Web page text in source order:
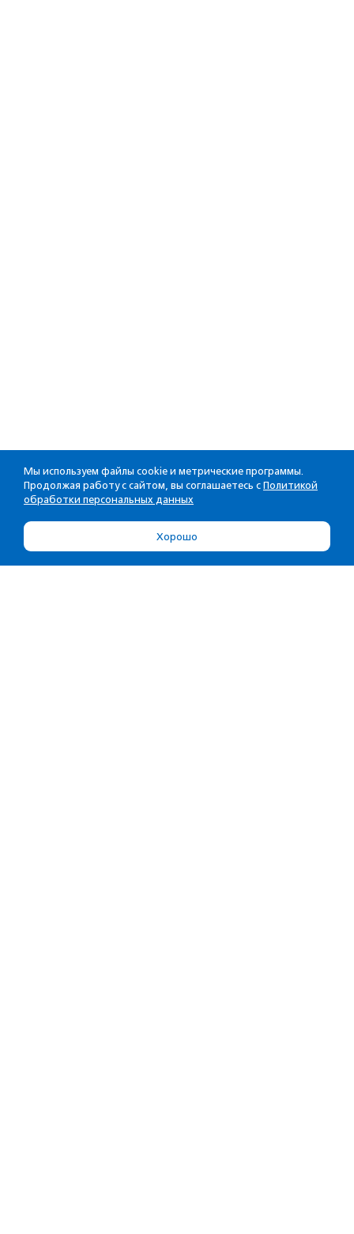
Мы используем файлы cookie и метрические программы.
Продолжая работу с сайтом, вы соглашаетесь с Политикой
обработки персональных данных
Хорошо